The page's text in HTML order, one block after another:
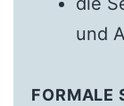
und
FORMALE